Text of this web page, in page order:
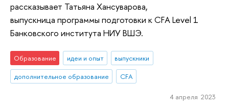
рассказывает Татьяна Хансуварова,
выпускница программы подготовки к CFA Level 1
Банковского института НИУ ВШЭ.
Образование идеи и опыт
выпускники
дополнительное образование
CFA
4 апреля 2023